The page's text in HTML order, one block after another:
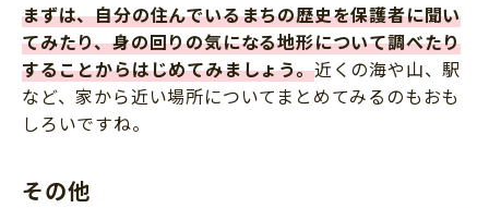
まずは、自分の住んでいるまちの歴史を保護者に聞い
てみたり、身の回りの気になる地形について調べたり
することからはじめてみましょう。近くの海や山、駅
など、家から近い場所についてまとめてみるのもおも
しろいですね。
その他